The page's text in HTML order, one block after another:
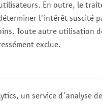
En outre, le
l'intérêt suscité
Toute autre utilisation
exclue.
un service d'analyse